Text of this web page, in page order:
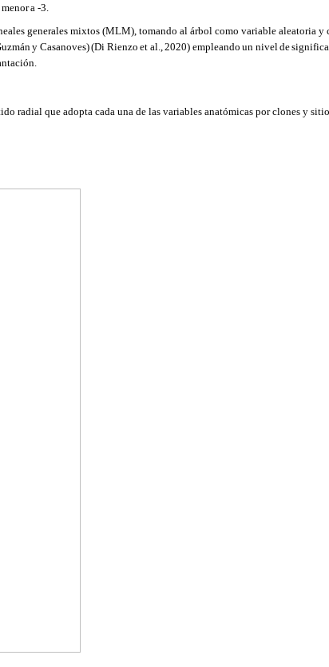
menora -3.
generales mixtos (MLM), tomando al árbol como variable aleatoria y
y Casanoves)(Di Rienzo et al., 2020) empleando un nivel de
radial que adopta cada una de las variables anatómicas porclones y